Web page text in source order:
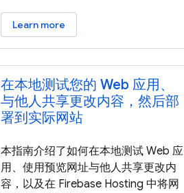
Learn more
在本地测试您的 Web 应用、
与他人共享更改内容，然后部
署到实际网站
本指南介绍了如何在本地测试 Web 应
用、使用预览网址与他人共享更改内
容，以及在 Firebase Hosting 中将网